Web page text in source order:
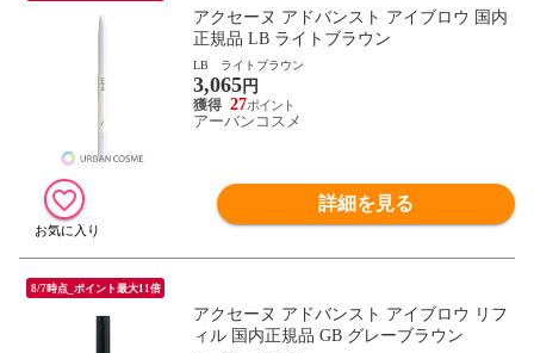
アクセーヌ アドバンスト アイブロウ 国内
正規品 LB ライトブラウン
LB ライトブラウン
3,065円
27
アーバンコスメ
詳細を見る
8/7時点_ポイント最大11倍
アクセーヌ アドバンスト アイブロウ リフ
ィル 国内正規品 GB グレーブラウン